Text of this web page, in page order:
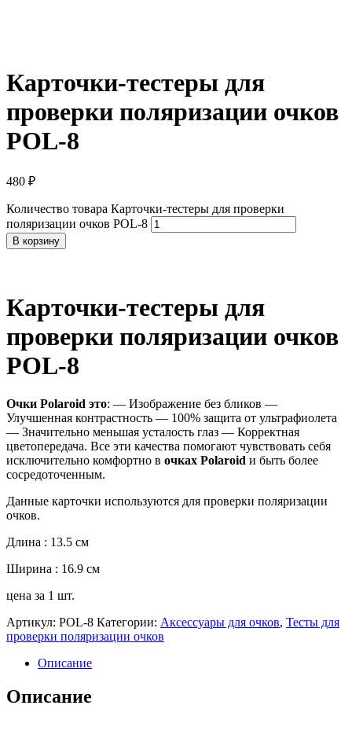
Карточки-тестеры для
проверки поляризации очков
POL-8
480 ₽
Количество товара Карточки-тестеры для проверки
поляризации очков POL-8
В корзину
Карточки-тестеры для
проверки поляризации очков
POL-8
Очки Polaroid это: — Изображение без бликов —
Улучшенная контрастность — 100% защита от ультрафиолета
— Значительно меньшая усталость глаз — Корректная
цветопередача. Все эти качества помогают чувствовать себя
исключительно комфортно в очках Polaroid и быть более
сосредоточенным.
Данные карточки используются для проверки поляризации
очков.
Длина : 13.5 cм
Ширина : 16.9 cм
цена за 1 шт.
Артикул: POL-8 Категории: Аксессуары для очков, Тесты для
проверки поляризации очков
Описание
Описание